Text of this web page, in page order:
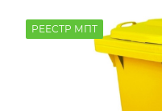
РЕЕСТР МПТ